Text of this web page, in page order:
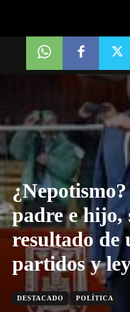
padre e hijo,
resultado de
partidos y
DESTACADO POLÍTICA